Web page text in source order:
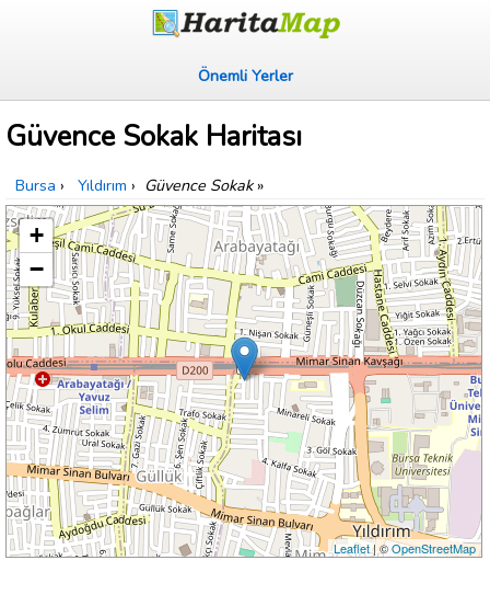
Önemli Yerler
Güvence Sokak Haritası
Bursa › Yıldırım › Güvence Sokak»
+
−
Leaflet| ©OpenStreetMap